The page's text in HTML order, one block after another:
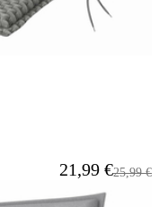
Ab
21,99 €25,99 €